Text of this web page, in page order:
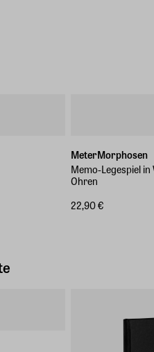
MeterMorphosen
Memo-Legespiel
Ohren
22,90 €